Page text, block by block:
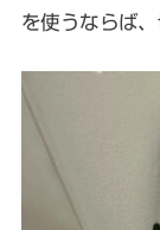
を使うならば